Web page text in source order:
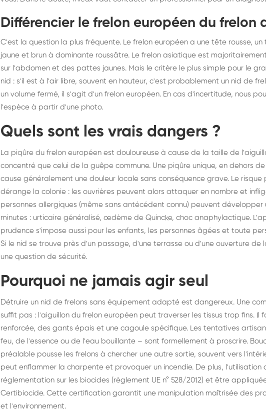
Différencier le frelon européen du frelon
C'est la question la plus fréquente. Le frelon européen a une tête rousse,
jaune et brun à dominante roussâtre. Le frelon asiatique est
sur l'abdomen et des pattes jaunes. Mais le critère le plus simple pour le
nid : s'il est à l'air libre, souvent en hauteur, c'est probablement un nid de
un volume fermé, il s'agit d'un frelon européen. En cas d'incertitude, nous
l'espèce à partir d'une photo.
Quels sont les vrais dangers ?
La piqûre du frelon européen est douloureuse à cause de la taille de
concentré que celui de la guêpe commune. Une piqûre unique, en dehors
cause généralement une douleur locale sans conséquence grave. Le
dérange la colonie : les ouvrières peuvent alors attaquer en nombre et
personnes allergiques (même sans antécédent connu) peuvent développer
minutes : urticaire généralisé, œdème de Quincke, choc anaphylactique.
prudence s'impose aussi pour les enfants, les personnes âgées et toute
Si le nid se trouve près d'un passage, d'une terrasse ou d'une ouverture de
une question de sécurité.
Pourquoi ne jamais agir seul
Détruire un nid de frelons sans équipement adapté est dangereux. Une
suffit pas : l'aiguillon du frelon européen peut traverser les tissus trop fins. Il
renforcée, des gants épais et une cagoule spécifique. Les tentatives
feu, de l'essence ou de l'eau bouillante – sont formellement à proscrire.
préalable pousse les frelons à chercher une autre sortie, souvent vers
peut enflammer la charpente et provoquer un incendie. De plus,
réglementation sur les biocides (règlement UE n° 528/2012) et être
Certibiocide. Cette certification garantit une manipulation maîtrisée des
et l'environnement.